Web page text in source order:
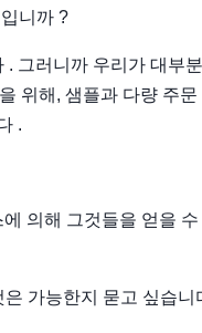
니까 ?
그러니까 우리가 대부
위해, 샘플과 다량 주
.
의해 그것들을 얻을
가능한지 묻고 싶습니